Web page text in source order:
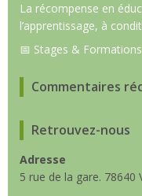
La récompense en
l’apprentissage, à
📅 Stages &
Commentaires
Retrouvez-nous
Adresse
5 rue de la gare. 78640